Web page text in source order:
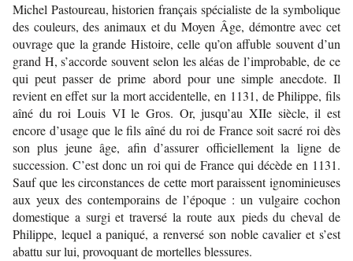
Michel Pastoureau, historien français spécialiste de la symbolique
des couleurs, des animaux et du Moyen Âge, démontre avec cet
ouvrage que la grande Histoire, celle qu’on affuble souvent d’un
grand H, s’accorde souvent selon les aléas de l’improbable, de ce
qui peut passer de prime abord pour une simple anecdote. Il
revient en effet sur la mort accidentelle, en 1131, de Philippe, fils
aîné du roi Louis VI le Gros. Or, jusqu’au XIIe siècle, il est
encore d’usage que le fils aîné du roi de France soit sacré roi dès
son plus jeune âge, afin d’assurer officiellement la ligne de
succession. C’est donc un roi qui de France qui décède en 1131.
Sauf que les circonstances de cette mort paraissent ignominieuses
aux yeux des contemporains de l’époque : un vulgaire cochon
domestique a surgi et traversé la route aux pieds du cheval de
Philippe, lequel a paniqué, a renversé son noble cavalier et s’est
abattu sur lui, provoquant de mortelles blessures.